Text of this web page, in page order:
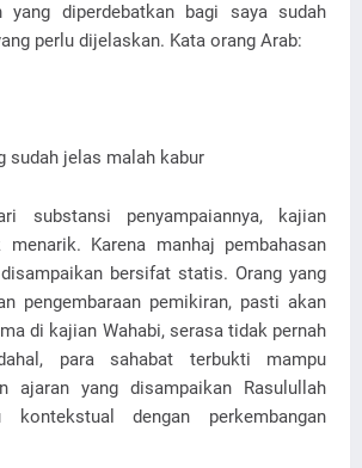
yang diperdebatkan bagi saya sudah
perlu dijelaskan. Kata orang Arab:
sudah jelas malah kabur
substansi penyampaiannya, kajian
Karena manhaj pembahasan
bersifat statis. Orang yang
pengembaraan pemikiran, pasti akan
di kajian Wahabi, serasa tidak pernah
para sahabat terbukti mampu
ajaran yang disampaikan Rasulullah
kontekstual dengan perkembangan